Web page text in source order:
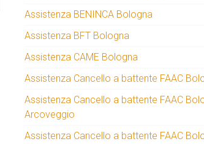
Assistenza BENINCA Bologna
Assistenza BFT Bologna
Assistenza CAME Bologna
Assistenza Cancello a battente FAAC
Assistenza Cancello a battente FAAC
Arcoveggio
Assistenza Cancello a battente FAAC